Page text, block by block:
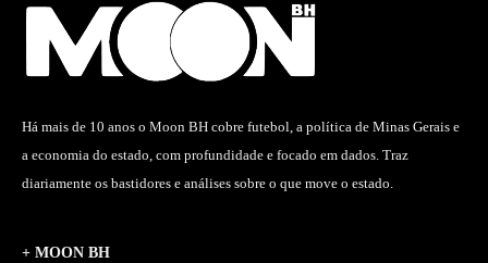
Há mais de 10 anos o Moon BH cobre futebol, a política de Minas Gerais e
a economia do estado, com profundidade e focado em dados. Traz
diariamente os bastidores e análises sobre o que move o estado.
+ MOON BH